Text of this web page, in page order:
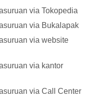
via Tokopedia
via Bukalapak
via website
via kantor
via Call Center